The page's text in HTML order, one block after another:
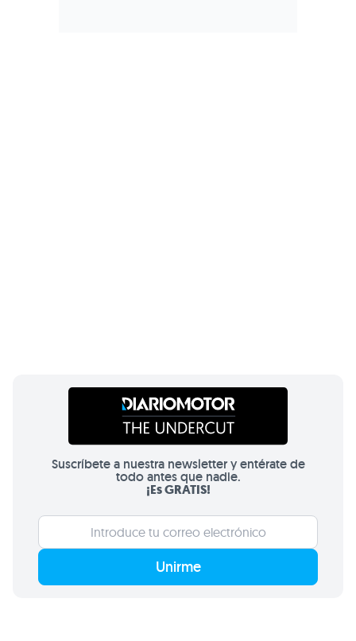
Suscríbete a nuestra newsletter y entérate de
todo antes que nadie.
¡Es GRATIS!
Unirme